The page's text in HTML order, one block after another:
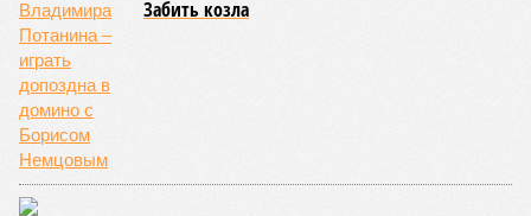
Около 100 лет назад в Поднебесной приключилось то, что
у нас назвали бы тридцатью тремя несчастьями. Страну
последовательно поразили: многолетняя засуха, страшный
паводок, невероятные ливни. Несколько миллионов
человек не пережили этот разгул стихий. Вот что тогда
приключилось.
Зима 1931 года выдалась в Китае чрезвычайно